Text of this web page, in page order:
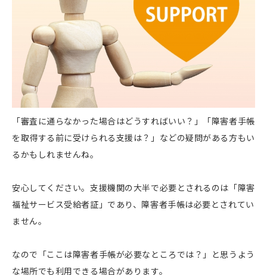
「審査に通らなかった場合はどうすればいい？」「障害者手帳
を取得する前に受けられる支援は？」などの疑問がある方もい
るかもしれませんね。
安心してください。支援機関の大半で必要とされるのは「障害
福祉サービス受給者証」であり、障害者手帳は必要とされてい
ません。
なので「ここは障害者手帳が必要なところでは？」と思うよう
な場所でも利用できる場合があります。